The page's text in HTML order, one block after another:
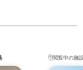
閲覧中の施